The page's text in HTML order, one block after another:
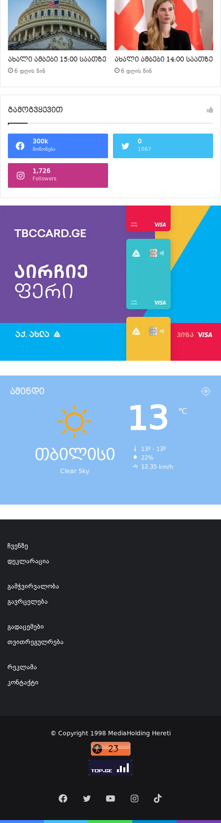
ახალი ამბები 15:00 საათზე
6 დღის წინ
ახალი ამბები 14:00 საათზე
6 დღის წინ
გამოგვყევით
300k
მოწონება
0
1067
1,726
Followers
ამინდი
თბილისი
Clear Sky
13 ℃
13º - 13º
22%
12.35 km/h
ჩვენზე
დეკლარაცია
გამჭვირვალობა
გავრცელება
გადაცემები
თვითრეგულრება
რეკლამა
კონტაქტი
© Copyright 1998 MediaHolding Hereti
FacebookTwitter YouTubeInstagram